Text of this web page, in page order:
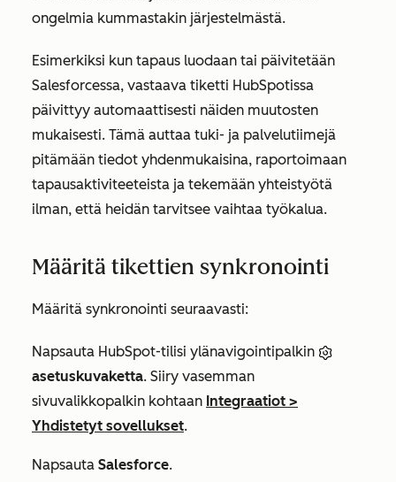
ongelmia kummastakin järjestelmästä.
Esimerkiksi kun tapaus luodaan tai päivitetään
Salesforcessa, vastaava tiketti HubSpotissa
päivittyy automaattisesti näiden muutosten
mukaisesti. Tämä auttaa tuki- ja palvelutiimejä
pitämään tiedot yhdenmukaisina, raportoimaan
tapausaktiviteeteista ja tekemään yhteistyötä
ilman, että heidän tarvitsee vaihtaa työkalua.
Määritä tikettien synkronointi
Määritä synkronointi seuraavasti:
Napsauta HubSpot-tilisi ylänavigointipalkin
asetuskuvaketta. Siiry vasemman
sivuvalikkopalkin kohtaan Integraatiot >
Yhdistetyt sovellukset.
Napsauta Salesforce.